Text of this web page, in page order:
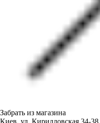
Забрать из магазина
Киев, ул. Кирилловская 34-38